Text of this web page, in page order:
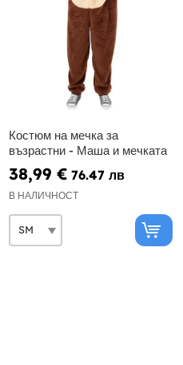
Костюм на мечка за
възрастни - Маша и мечката
38,99 € 76.47 лв
В НАЛИЧНОСТ